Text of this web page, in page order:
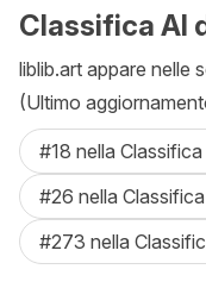
Classifica AI
liblib.art appare nelle
(Ultimo
#18 nella
#26 nella
#273 nella